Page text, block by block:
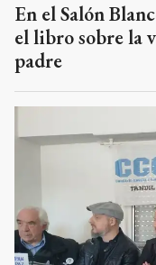
En el Salón
el libro sobre la
padre